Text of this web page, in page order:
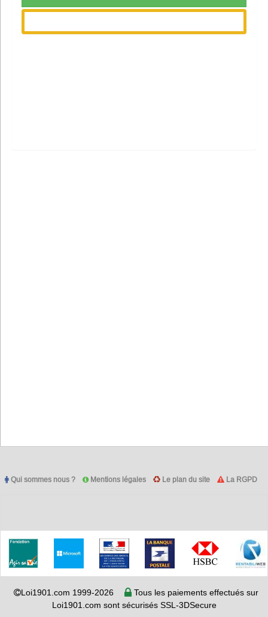
Qui sommes nous ? Mentions légales Le plan du site La RGPD
Loi1901.com 1999-2026
Tous les paiements effectués sur
Loi1901.com sont sécurisés SSL-3DSecure